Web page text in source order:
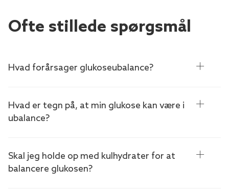
Ofte stillede spørgsmål
Hvad forårsager glukoseubalance?
Hvad er tegn på, at min glukose kan være i
ubalance?
Skal jeg holde op med kulhydrater for at
balancere glukosen?